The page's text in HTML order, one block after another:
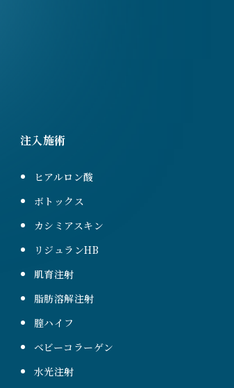
注入施術
ヒアルロン酸
ボトックス
カシミアスキン
リジュランHB
肌育注射
脂肪溶解注射
膣ハイフ
ベビーコラーゲン
水光注射